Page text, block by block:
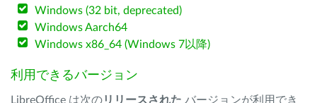
Windows (32 bit, deprecated)
Windows Aarch64
Windows x86_64 (Windows 7以降)
利用できるバージョン
LibreOffice は次のリリースされた バージョンが利用でき